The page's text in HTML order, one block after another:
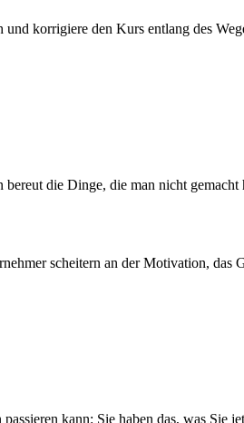
korrigiere den Kurs entlang des
die Dinge, die man nicht gemacht
scheitern an der Motivation, das
kann: Sie haben das, was Sie